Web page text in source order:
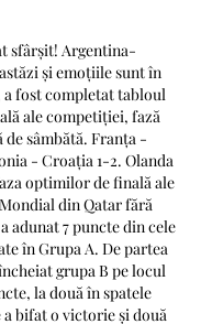
sfârșit! Argentina-
și emoțiile sunt în
fost completat tabloul
ale competiției, fază
de sâmbătă. Franța -
- Croația 1-2. Olanda
optimilor de finală ale
din Qatar fără
adunat 7 puncte din cele
în Grupa A. De partea
grupa B pe locul
la două în spatele
a bifat o victorie și două